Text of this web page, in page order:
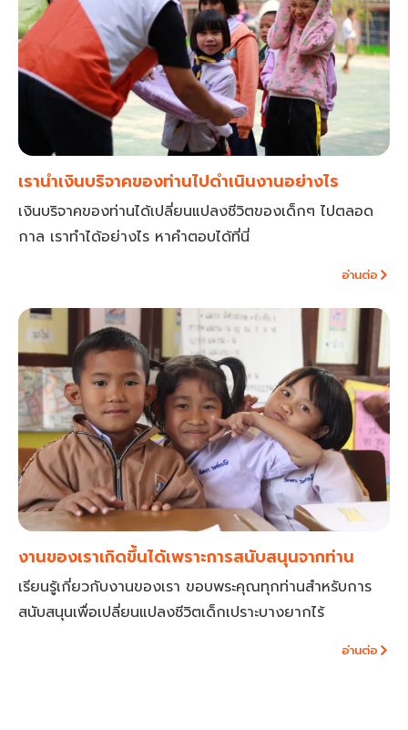
เรานำเงินบริจาคของท่านไปดำเนินงานอย่างไร
เงินบริจาคของท่านได้เปลี่ยนแปลงชีวิตของเด็กๆ ไปตลอด
กาล เราทำได้อย่างไร หาคำตอบได้ที่นี่
อ่านต่อ
งานของเราเกิดขึ้นได้เพราะการสนับสนุนจากท่าน
เรียนรู้เกี่ยวกับงานของเรา ขอบพระคุณทุกท่านสำหรับการ
สนับสนุนเพื่อเปลี่ยนแปลงชีวิตเด็กเปราะบางยากไร้
อ่านต่อ